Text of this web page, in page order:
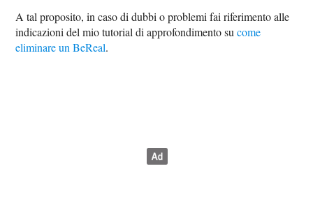
A tal proposito, in caso di dubbi o problemi fai riferimento alle
indicazioni del mio tutorial di approfondimento sucome
eliminare un BeReal.